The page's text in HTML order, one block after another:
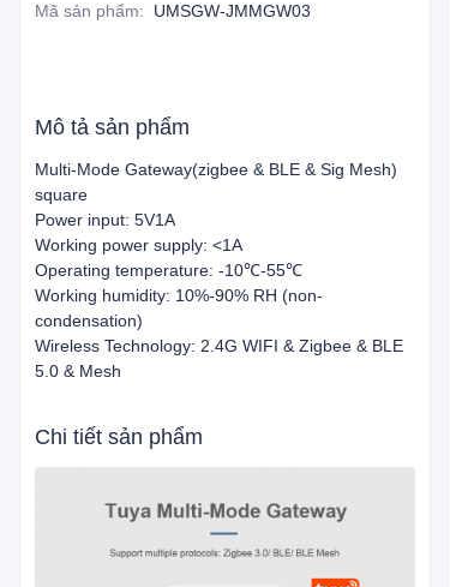
Mã sản phẩm: UMSGW-JMMGW03
Mô tả sản phẩm
Multi-Mode Gateway(zigbee & BLE & Sig Mesh)
square
Power input: 5V1A
Working power supply: <1A
Operating temperature: -10℃-55℃
Working humidity: 10%-90% RH (non-
condensation)
Wireless Technology: 2.4G WIFI & Zigbee & BLE
5.0 & Mesh
Chi tiết sản phẩm